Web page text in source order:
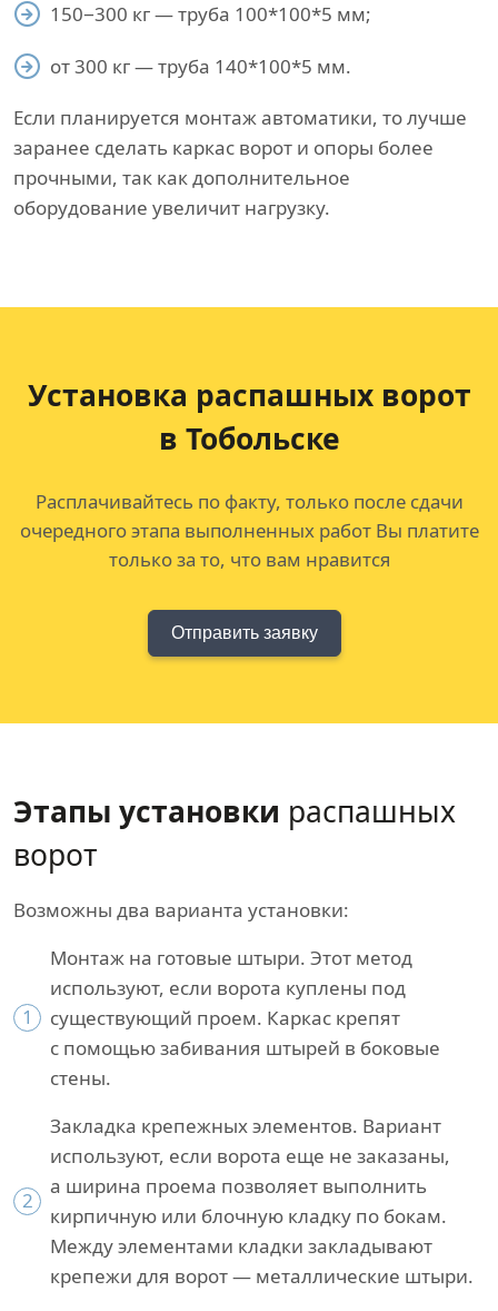
150−300 кг — труба 100*100*5 мм;
от 300 кг — труба 140*100*5 мм.
Если планируется монтаж автоматики, то лучше
заранее сделать каркас ворот и опоры более
прочными, так как дополнительное
оборудование увеличит нагрузку.
Установка распашных ворот
в Тобольске
Расплачивайтесь по факту, только после сдачи
очередного этапа выполненных работ Вы платите
только за то, что вам нравится
Отправить заявку
Этапы установки распашных
ворот
Возможны два варианта установки:
1
Монтаж на готовые штыри. Этот метод
используют, если ворота куплены под
существующий проем. Каркас крепят
с помощью забивания штырей в боковые
стены.
2
Закладка крепежных элементов. Вариант
используют, если ворота еще не заказаны,
а ширина проема позволяет выполнить
кирпичную или блочную кладку по бокам.
Между элементами кладки закладывают
крепежи для ворот — металлические штыри.